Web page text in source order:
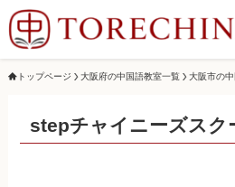
トップページ 大阪府の中国語教室一覧 大阪市の
stepチャイニーズスク